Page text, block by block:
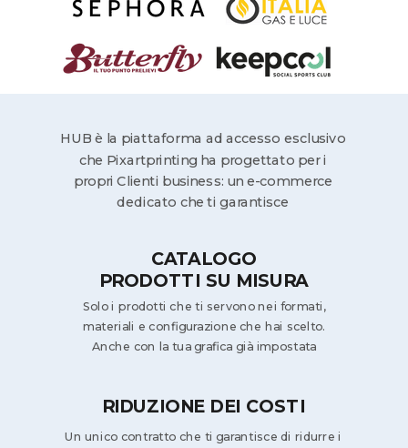
HUB è la piattaforma ad accesso esclusivo
che Pixartprinting ha progettato per i
propri Clienti business: un e-commerce
dedicato che ti garantisce
CATALOGO
PRODOTTI SU MISURA
Solo i prodotti che ti servono nei formati,
materiali e configurazione che hai scelto.
Anche con la tua grafica già impostata
RIDUZIONE DEI COSTI
Un unico contratto che ti garantisce di ridurre i